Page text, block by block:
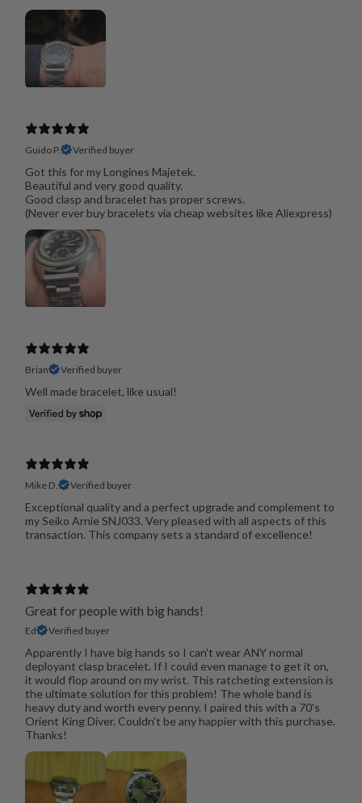
Guido P. Verified buyer
Got this for my Longines Majetek.
Beautiful and very good quality.
Good clasp and bracelet has proper screws.
(Never ever buy bracelets via cheap websites like Aliexpress)
Brian Verified buyer
Well made bracelet, like usual!
Mike D. Verified buyer
Exceptional quality and a perfect upgrade and complement to
my Seiko Arnie SNJ033. Very pleased with all aspects of this
transaction. This company sets a standard of excellence!
Great for people with big hands!
Ed Verified buyer
Apparently I have big hands so I can't wear ANY normal
deployant clasp bracelet. If I could even manage to get it on,
it would flop around on my wrist. This ratcheting extension is
the ultimate solution for this problem! The whole band is
heavy duty and worth every penny. I paired this with a 70's
Orient King Diver. Couldn't be any happier with this purchase.
Thanks!